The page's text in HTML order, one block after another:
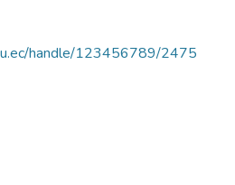
handle/123456789/2475